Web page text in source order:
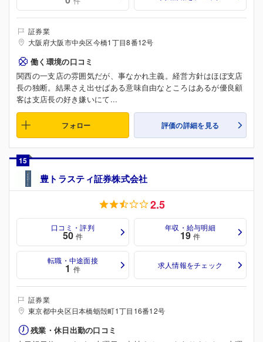
証券業
大阪府大阪市中央区今橋1丁目8番12号
働く環境の口コミ
関西の一支店の雰囲気だが、事なかれ主義。経営方針はほぼ支店
長の独断。結果さえ出せばある意味自由なところはあるが優良顧
客は支店長の好き嫌いにて...
フォロー 評価の詳細を見る
15
豊トラスティ証券株式会社
2.5
口コミ・評判
50 件
年収・給与明細
19 件
転職・中途面接
1 件 求人情報をチェック
証券業
東京都中央区日本橋蛎殻町1丁目16番12号
残業・休日出勤の口コミ